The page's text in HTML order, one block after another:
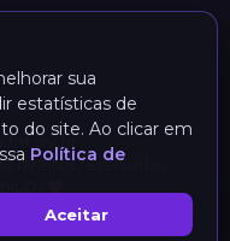
direitos reservados
sua
estatísticas de
do site. Ao clicar em
Política de
Aceitar